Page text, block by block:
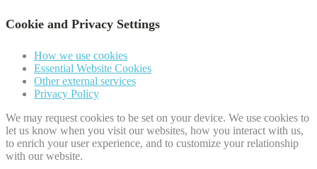
Cookie and Privacy Settings
How we use cookies
Essential Website Cookies
Other external services
Privacy Policy
We may request cookies to be set on your device. We use cookies to
let us know when you visit our websites, how you interact with us,
to enrich your user experience, and to customize your relationship
with our website.